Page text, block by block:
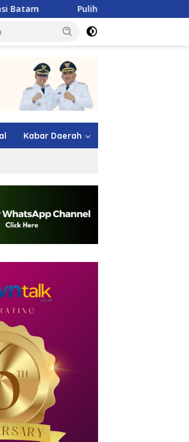
Sumbar Pasca Banjir, Pertamina
Kabar Daerah